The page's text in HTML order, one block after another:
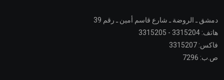
دمشق ـ الروضة ـ شارع قاسم أمين ـ رقم 39
هاتف: 3315204 - 3315205
فاكس: 3315207
ص.ب: 7296